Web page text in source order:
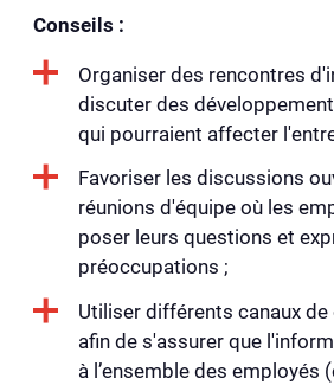
Conseils :
Organiser des rencontres
discuter des
qui pourraient affecter
Favoriser les discussions
réunions d'équipe où les
poser leurs questions et
préoccupations ;
Utiliser différents canaux
afin de s'assurer que
à l’ensemble des employés